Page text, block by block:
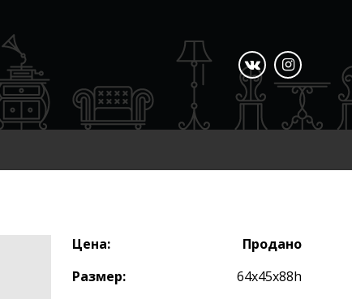
Цена:
Продано
Размер:
64x45x88h